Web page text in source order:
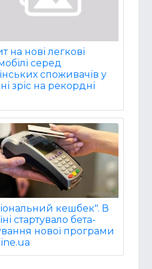
на нові легкові
серед
споживачів у
зріс на рекордні
кешбек". В
стартувало бета-
нової програми